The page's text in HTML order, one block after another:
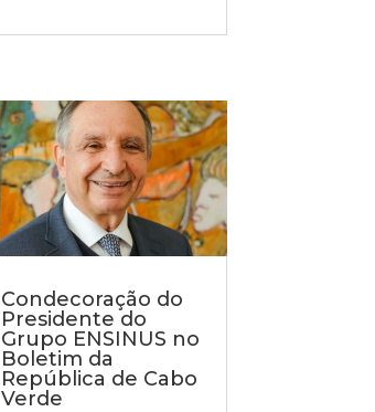
Condecoração do
Presidente do
Grupo ENSINUS no
Boletim da
República de Cabo
Verde